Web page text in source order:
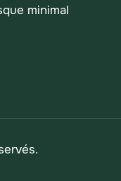
minimal